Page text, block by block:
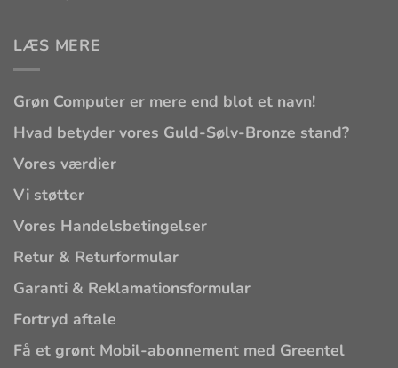
LÆS MERE
Grøn Computer er mere end blot et navn!
Hvad betyder vores Guld-Sølv-Bronze stand?
Vores værdier
Vi støtter
Vores Handelsbetingelser
Retur & Returformular
Garanti & Reklamationsformular
Fortryd aftale
Få et grønt Mobil-abonnement med Greentel